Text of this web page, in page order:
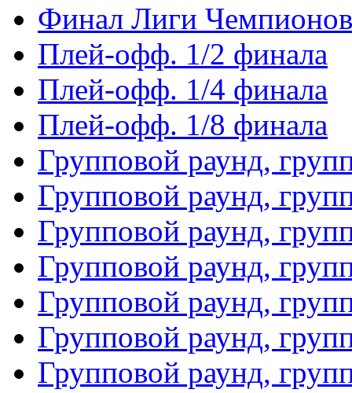
Финал Лиги Чемпионов
Плей-офф. 1/2 финала
Плей-офф. 1/4 финала
Плей-офф. 1/8 финала
Групповой раунд,
Групповой раунд,
Групповой раунд,
Групповой раунд,
Групповой раунд,
Групповой раунд,
Групповой раунд,